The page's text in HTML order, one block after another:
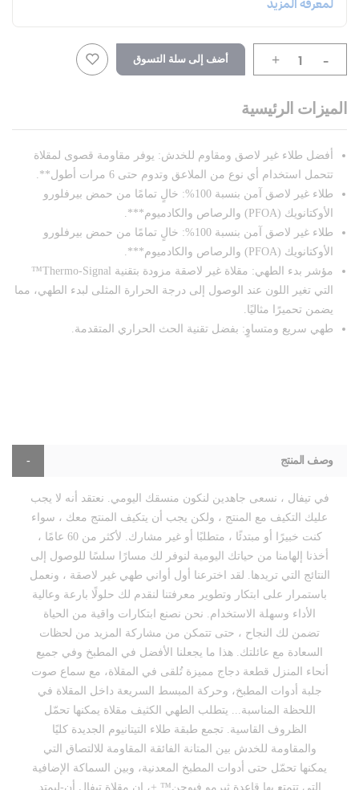
-
+ أضف إلى سلة التسوق
الميزات الرئيسية
أفضل طلاء غير لاصق ومقاوم للخدش: يوفر مقاومة قصوى لمقلاة
تتحمل استخدام أي نوع من الملاعق وتدوم حتى 6 مرات أطول**.
طلاء غير لاصق آمن بنسبة 100%: خالٍ تمامًا من حمض بيرفلورو
الأوكتانويك (PFOA) والرصاص والكادميوم***.
طلاء غير لاصق آمن بنسبة 100%: خالٍ تمامًا من حمض بيرفلورو
الأوكتانويك (PFOA) والرصاص والكادميوم***.
مؤشر بدء الطهي: مقلاة غير لاصقة مزودة بتقنية Thermo-Signal™
التي تغير اللون عند الوصول إلى درجة الحرارة المثلى لبدء الطهي، مما
يضمن تحميرًا مثاليًا.
طهي سريع ومتساوٍ: بفضل تقنية الحث الحراري المتقدمة.
وصف المنتج
في تيفال ، نسعى جاهدين لنكون منسقك اليومي. نعتقد أنه لا يجب
عليك التكيف مع المنتج ، ولكن يجب أن يتكيف المنتج معك ، سواء
كنت خبيرًا أو مبتدئًا ، متطلبًا أو غير مشارك. لأكثر من 60 عامًا ،
أخذنا إلهامنا من حياتك اليومية لنوفر لك مسارًا سلسًا للوصول إلى
النتائج التي تريدها. لقد اخترعنا أول أواني طهي غير لاصقة ، ونعمل
باستمرار على ابتكار وتطوير معرفتنا لنقدم لك حلولًا بارعة وعالية
الأداء وسهلة الاستخدام. نحن نصنع ابتكارات واقية من الحياة
تضمن لك النجاح ، حتى تتمكن من مشاركة المزيد من لحظات
السعادة مع عائلتك. هذا ما يجعلنا الأفضل في المطبخ وفي جميع
أنحاء المنزل قطعة دجاج مميزة تُلقى في المقلاة، مع سماع صوت
جلبة أدوات المطبخ، وحركة المبسط السريعة داخل المقلاة في
اللحظة المناسبة... يتطلب الطهي الكثيف مقلاة يمكنها تحمّل
الظروف القاسية. تجمع طبقة طلاء التيتانيوم الجديدة كليًا
والمقاومة للخدش بين المتانة الفائقة المقاومة للالتصاق التي
يمكنها تحمّل حتى أدوات المطبخ المعدنية، وبين السماكة الإضافية
التي تتمتع بها قاعدة ثيرمو فيوجن™ +، إن مقلاة تيفال أن-ليمتد